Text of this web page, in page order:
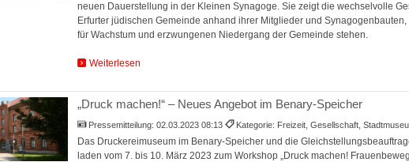
neuen Dauerstellung in der Kleinen Synagoge. Sie zeigt die wechselvolle
Erfurter jüdischen Gemeinde anhand ihrer Mitglieder und
für Wachstum und erzwungenen Niedergang der Gemeinde stehen.
Weiterlesen
„Druck machen!“ – Neues Angebot im Benary-Speicher
Pressemitteilung:02.03.2023 08:13 Kategorie: Freizeit, Gesellschaft,
Das Druckereimuseum im Benary-Speicher und die
laden vom 7. bis 10. März 2023 zum Workshop „Druck machen!